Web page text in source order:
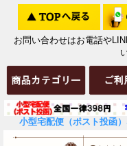
お問い合わせはお電話や
小型宅配便（ポスト投函